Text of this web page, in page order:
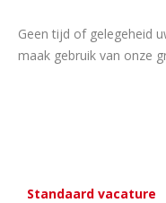
Geen tijd of gelegeheid
maak gebruik van onze
Standaard vacature